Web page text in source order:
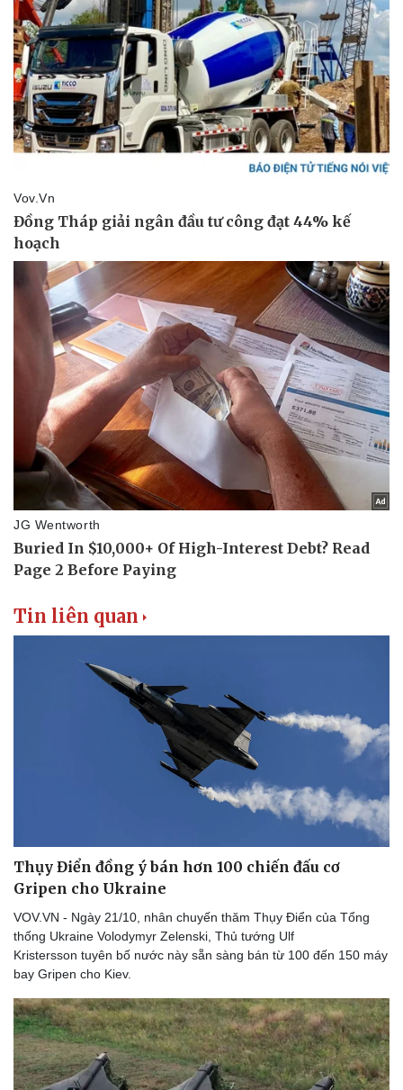
eSports
Hậu trường
Ô tô - Xe máy
Ô tô
Tin liên quan
Thụy Điển đồng ý bán hơn 100 chiến đấu cơ
Gripen cho Ukraine
VOV.VN - Ngày 21/10, nhân chuyến thăm Thụy Điển của Tổng
thống Ukraine Volodymyr Zelenski, Thủ tướng Ulf
Kristersson tuyên bố nước này sẵn sàng bán từ 100 đến 150 máy
bay Gripen cho Kiev.